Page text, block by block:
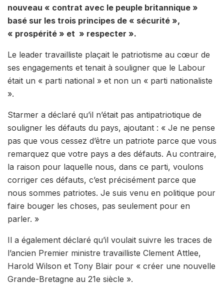
nouveau « contrat avec le peuple britannique »
basé sur les trois principes de « sécurité »,
« prospérité » et » respecter ».
Le leader travailliste plaçait le patriotisme au cœur de
ses engagements et tenait à souligner que le Labour
était un « parti national » et non un « parti nationaliste
».
Starmer a déclaré qu’il n’était pas antipatriotique de
souligner les défauts du pays, ajoutant : « Je ne pense
pas que vous cessez d’être un patriote parce que vous
remarquez que votre pays a des défauts. Au contraire,
la raison pour laquelle nous, dans ce parti, voulons
corriger ces défauts, c’est précisément parce que
nous sommes patriotes. Je suis venu en politique pour
faire bouger les choses, pas seulement pour en
parler. »
Il a également déclaré qu’il voulait suivre les traces de
l’ancien Premier ministre travailliste Clement Attlee,
Harold Wilson et Tony Blair pour « créer une nouvelle
Grande-Bretagne au 21e siècle ».